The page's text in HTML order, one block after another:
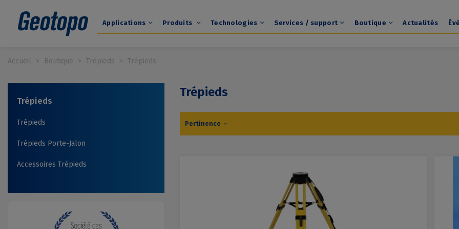
Applications Produits Technologies Services / support Boutique Actualités
Accueil > Boutique > Trépieds > Trépieds
Trépieds
Trépieds
Trépieds Porte-Jalon
Accessoires Trépieds
Trépieds
Pertinence